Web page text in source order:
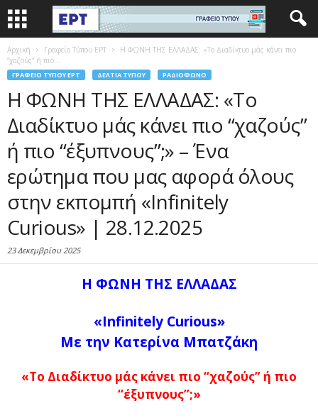
Αρχική Γραφείο Τύπου ΕΡΤ
Η ΦΩΝΗ ΤΗΣ ΕΛΛΑΔΑΣ: «Το Διαδίκτυο μάς κάνει πιο
“χαζούς” ή πιο...
ΓΡΑΦΕΊΟ ΤΎΠΟΥ ΕΡΤ ΔΕΛΤΊΑ ΤΎΠΟΥ ΡΑΔΙΌΦΩΝΟ
Η ΦΩΝΗ ΤΗΣ ΕΛΛΑΔΑΣ: «Το
Διαδίκτυο μάς κάνει πιο “χαζούς”
ή πιο “έξυπνους”;» – Ένα
ερώτημα που μας αφορά όλους
στην εκπομπή «Infinitely
Curious» | 28.12.2025
23 Δεκεμβρίου 2025
Η ΦΩΝΗ ΤΗΣ ΕΛΛΑΔΑΣ
«Infinitely Curious»
Με την Κατερίνα Μπατζάκη
«Το Διαδίκτυο μάς κάνει πιο “χαζούς” ή πιο
“έξυπνους”;»